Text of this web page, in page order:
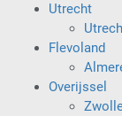
Utrecht
Flevoland
Overijssel